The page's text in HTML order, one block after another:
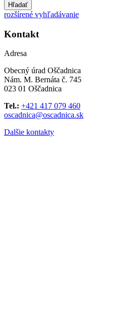
Hľadať
rozšírené vyhľadávanie
Kontakt
Adresa
Obecný úrad Oščadnica
Nám. M. Bernáta č. 745
023 01 Oščadnica
Tel.: +421 417 079 460
oscadnica@oscadnica.sk
Dalšie kontakty